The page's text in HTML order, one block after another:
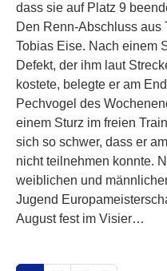
dass sie auf Platz 9
Den Renn-Abschluss aus
Tobias Eise. Nach einem
Defekt, der ihm laut
kostete, belegte er am
Pechvogel des
einem Sturz im freien
sich so schwer, dass er
nicht teilnehmen konnte.
weiblichen und
Jugend
August fest im Visier…